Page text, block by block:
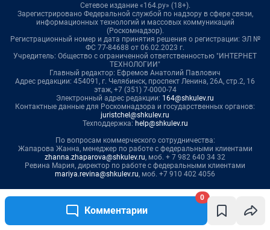
Комментарии
0
Сетевое издание «164.ру» (18+).
Зарегистрировано Федеральной службой по надзору в сфере связи,
информационных технологий и массовых коммуникаций
(Роскомнадзор).
Регистрационный номер и дата принятия решения о регистрации: ЭЛ №
ФС 77-84688 от 06.02.2023 г.
Учредитель: Общество с ограниченной ответственностью "ИНТЕРНЕТ
ТЕХНОЛОГИИ"
Главный редактор: Ефремов Анатолий Павлович
Адрес редакции: 454091, г. Челябинск, проспект Ленина, 26А, стр.2, 16
этаж, +7 (351) 7-0000-74
Электронный адрес редакции: 164@shkulev.ru
Контактные данные для Роскомнадзора и государственных органов:
juristchel@shkulev.ru
Техподдержка: help@shkulev.ru
По вопросам коммерческого сотрудничества:
Жапарова Жанна, менеджер по работе с федеральными клиентами
zhanna.zhaparova@shkulev.ru, моб. + 7 982 640 34 32
Ревина Мария, директор по работе с федеральными клиентами
mariya.revina@shkulev.ru, моб. +7 910 402 4056
Редакция сайта не несет ответственности за достоверность
информации, содержащейся в рекламных объявлениях.